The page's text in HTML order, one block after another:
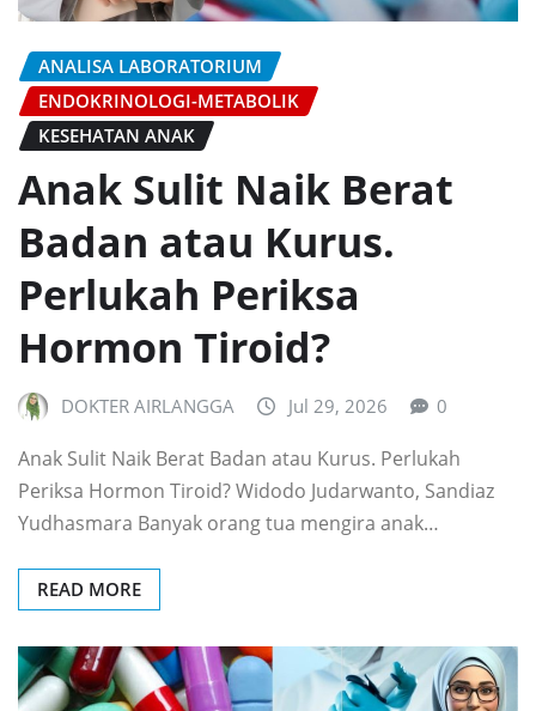
ANALISA LABORATORIUM
ENDOKRINOLOGI-METABOLIK
KESEHATAN ANAK
Anak Sulit Naik Berat
Badan atau Kurus.
Perlukah Periksa
Hormon Tiroid?
DOKTER AIRLANGGA Jul 29, 2026 0
Anak Sulit Naik Berat Badan atau Kurus. Perlukah
Periksa Hormon Tiroid? Widodo Judarwanto, Sandiaz
Yudhasmara Banyak orang tua mengira anak…
READ MORE